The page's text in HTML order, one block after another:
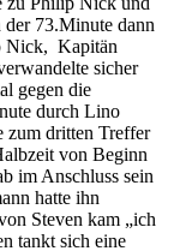
73.Minute dann
Nick, Kapitän
sicher
gegen die
durch Lino
zum dritten Treffer
von Beginn
im Anschluss sein
hatte ihn
Steven kam „ich
tankt sich eine